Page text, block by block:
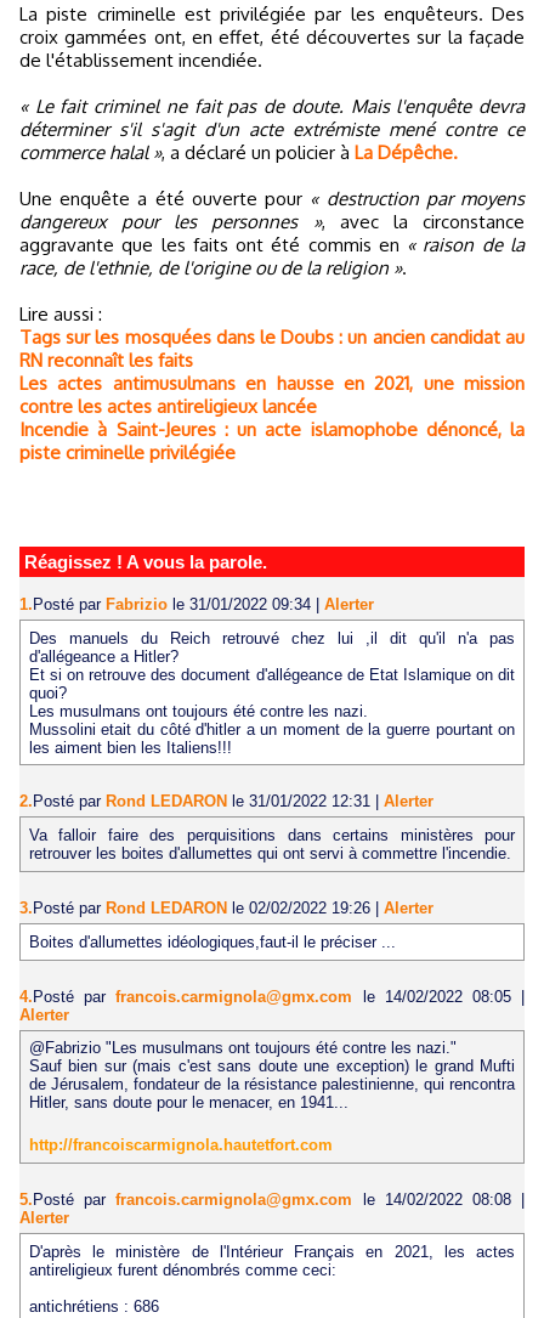
La piste criminelle est privilégiée par les enquêteurs. Des
croix gammées ont, en effet, été découvertes sur la façade
de l'établissement incendiée.
« Le fait criminel ne fait pas de doute. Mais l'enquête devra
déterminer s'il s'agit d'un acte extrémiste mené contre ce
commerce halal », a déclaré un policier à La Dépêche.
Une enquête a été ouverte pour « destruction par moyens
dangereux pour les personnes », avec la circonstance
aggravante que les faits ont été commis en « raison de la
race, de l'ethnie, de l'origine ou de la religion ».
Lire aussi :
Tags sur les mosquées dans le Doubs : un ancien candidat au
RN reconnaît les faits
Les actes antimusulmans en hausse en 2021, une mission
contre les actes antireligieux lancée
Incendie à Saint-Jeures : un acte islamophobe dénoncé, la
piste criminelle privilégiée
Réagissez ! A vous la parole.
1. Posté par Fabrizio le 31/01/2022 09:34
Alerter
Des manuels du Reich retrouvé chez lui ,il dit qu'il n'a pas
d'allégeance a Hitler?
Et si on retrouve des document d'allégeance de Etat Islamique on dit
quoi?
Les musulmans ont toujours été contre les nazi.
Mussolini etait du côté d'hitler a un moment de la guerre pourtant on
les aiment bien les Italiens!!!
2. Posté par Rond LEDARON le 31/01/2022 12:31
Alerter
Va falloir faire des perquisitions dans certains ministères pour
retrouver les boites d'allumettes qui ont servi à commettre l'incendie.
3. Posté par Rond LEDARON le 02/02/2022 19:26
Alerter
Boites d'allumettes idéologiques,faut-il le préciser ...
4.Posté parfrancois.carmignola@gmx.com le 14/02/2022 08:05 |
Alerter
@Fabrizio "Les musulmans ont toujours été contre les nazi."
Sauf bien sur (mais c'est sans doute une exception) le grand Mufti
de Jérusalem, fondateur de la résistance palestinienne, qui rencontra
Hitler, sans doute pour le menacer, en 1941...
http://francoiscarmignola.hautetfort.com
5. Posté parfrancois.carmignola@gmx.com le 14/02/2022 08:08
Alerter
D'après le ministère de l'Intérieur Français en 2021, les actes
antireligieux furent dénombrés comme ceci:
antichrétiens : 686